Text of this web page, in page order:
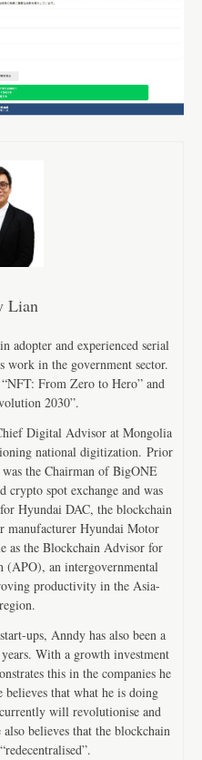
Lian
adopter and experienced serial
work in the government sector.
From Zero to Hero” and
2030”.
Digital Advisor at Mongolia
national digitization. Prior
the Chairman of BigONE
crypto spot exchange and was
Hyundai DAC, the blockchain
manufacturer Hyundai Motor
as the Blockchain Advisor for
(APO), an intergovernmental
productivity in the Asia-
ups, Anndy has also been a
With a growth investment
this in the companies he
that what he is doing
will revolutionise and
believes that the blockchain